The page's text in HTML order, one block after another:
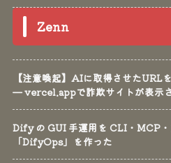
Zenn
【注意喚起】AIに取得させたURL
— vercel.appで詐欺サイトが表示
Dify の GUI 手運用を CLI・MCP
「DifyOps」を作った